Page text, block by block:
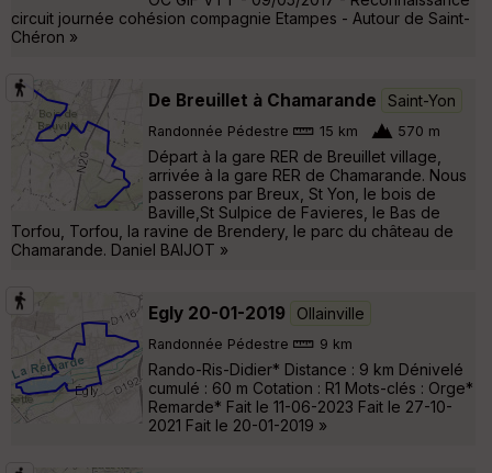
circuit journée cohésion compagnie Etampes - Autour de Saint-
Chéron »
De Breuillet à Chamarande Saint-Yon
Randonnée Pédestre 15 km 570 m
Départ à la gare RER de Breuillet village,
arrivée à la gare RER de Chamarande. Nous
passerons par Breux, St Yon, le bois de
Baville,St Sulpice de Favieres, le Bas de
Torfou, Torfou, la ravine de Brendery, le parc du château de
Chamarande. Daniel BAIJOT »
Egly 20-01-2019 Ollainville
Randonnée Pédestre 9 km
Rando-Ris-Didier* Distance : 9 km Dénivelé
cumulé : 60 m Cotation : R1 Mots-clés : Orge*
Remarde* Fait le 11-06-2023 Fait le 27-10-
2021 Fait le 20-01-2019 »